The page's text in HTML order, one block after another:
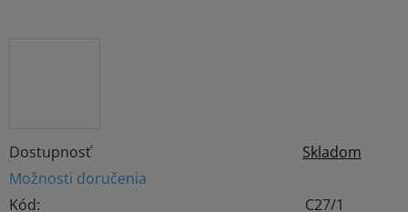
Dostupnosť
Skladom
Možnosti doručenia
Kód:
C27/1